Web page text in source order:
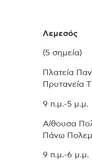
Λεμεσός
(5 σημεία)
Πλατεία
Πρυτανεία
9 π.μ.-5 μ.μ.
Αίθουσα
Πάνω
9 π.μ.-6 μ.μ.